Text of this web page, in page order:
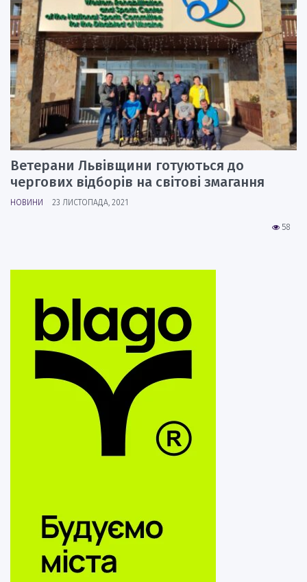
Ветерани Львівщини готуються до
чергових відборів на світові змагання
НОВИНИ 23 ЛИСТОПАДА, 2021
58